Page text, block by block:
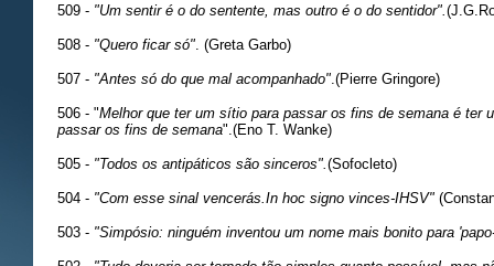
509 - "Um sentir é o do sentente, mas outro é o do sentidor".
508 - "Quero ficar só" . (Greta Garbo)
507 - "Antes só do que mal acompanhado" .(Pierre Gringore)
506 - "Melhor que ter um sítio para passar os fins de semana é ter
passar os fins de semana".(Eno T. Wanke)
505 - "Todos os antipáticos são sinceros". (Sofocleto)
504 - "Com esse sinal vencerás.In hoc signo vinces-IHSV"
503 - "Simpósio: ninguém inventou um nome mais bonito para